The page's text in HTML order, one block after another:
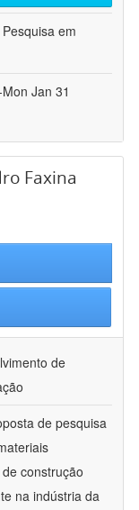
em
Jan 31
Faxina
de
de pesquisa
construção
na indústria da